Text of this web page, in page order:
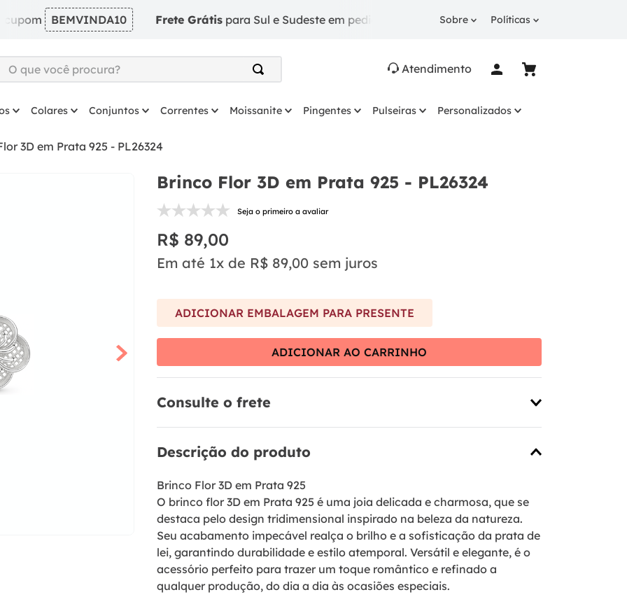
BEMVINDA10 Frete Grátispara Sul e Sudeste em pedidos a partir de R$ 249. 10% OFFna 1ª compra
Sobre Políticas
O que você procura?
2º
solitário
10º
Atendimento
Colares Conjuntos Correntes Moissanite Pingentes Pulseiras Personalizados
3D em Prata 925 - PL26324
Brinco Flor 3D em Prata 925 - PL26324
Seja o primeiro a avaliar
R$ 89,00
Em até 1x de R$ 89,00 sem juros
ADICIONAR EMBALAGEM PARA PRESENTE
ADICIONAR AO CARRINHO
Consulte o frete
Descrição do produto
Brinco Flor 3D em Prata 925
O brinco flor 3D em Prata 925 é uma joia delicada e charmosa, que se
destaca pelo design tridimensional inspirado na beleza da natureza.
Seu acabamento impecável realça o brilho e a sofisticação da prata de
lei, garantindo durabilidade e estilo atemporal. Versátil e elegante, é o
acessório perfeito para trazer um toque romântico e refinado a
qualquer produção, do dia a dia às ocasiões especiais.